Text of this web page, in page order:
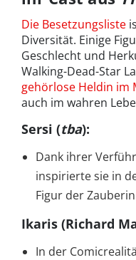
Die Besetzungsliste
Diversität. Einige
Geschlecht und
Walking-Dead-Star
gehörlose Heldin im
auch im wahren
Sersi (tba):
Dank ihrer
inspirierte sie in
Figur der Zauberin
Ikaris (Richard
In der